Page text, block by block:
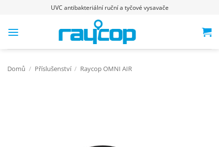
obsah
UVC antibakteriální ruční a tyčové vysavače
Domů / Příslušenství / Raycop OMNI AIR